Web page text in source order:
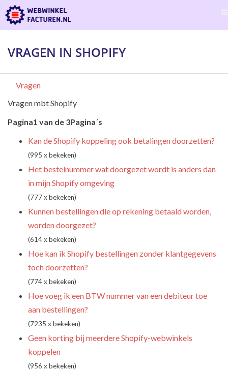
VRAGEN IN SHOPIFY
Vragen
Vragen mbt Shopify
Pagina1 van de 3Pagina´s
Kan de Shopify koppeling ook betalingen doorzetten?
(995 x bekeken)
Het bestelnummer wat doorgezet wordt is anders dan
in mijn Shopify omgeving
(777 x bekeken)
Kunnen bestellingen die op rekening betaald worden,
worden doorgezet?
(614 x bekeken)
Hoe kan ik Shopify bestellingen zonder klantgegevens
toch doorzetten?
(774 x bekeken)
Hoe voeg ik een BTW nummer van een debiteur toe
aan bestellingen?
(7235 x bekeken)
Geen korting bij meerdere Shopify-webwinkels
koppelen
(956 x bekeken)